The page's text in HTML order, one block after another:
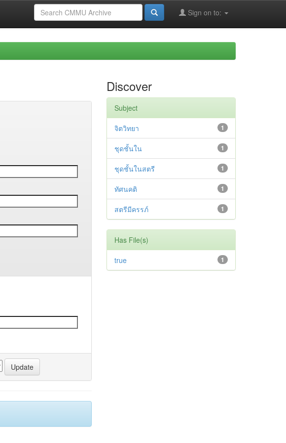
Sign on to:
Discover
Subject
1
จิตวิทยา
1
ชุดชั้นใน
1
ชุดชั้นในสตรี
1
ทัศนคติ
1
สตรีมีครรภ์
Has File(s)
1
true